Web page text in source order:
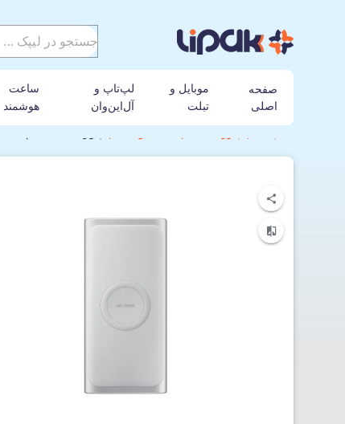
صفحه
اصلی
موبایل و
تبلت
لپ‌تاپ و
آل‌این‌وان
ساعت
هوشمند